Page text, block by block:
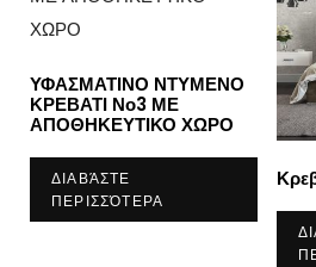
ΥΦΑΣΜΑΤΙΝΟ ΝΤΥΜΕΝΟ
ΚΡΕΒΑΤΙ Νο3 ΜΕ
ΑΠΟΘΗΚΕΥΤΙΚΟ ΧΩΡΟ
ΔΙΑΒΆΣΤΕ
ΠΕΡΙΣΣΌΤΕΡΑ